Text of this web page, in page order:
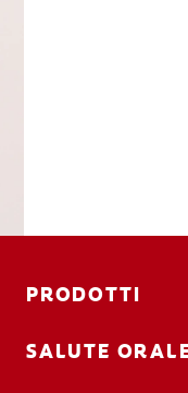
PRODOTTI
SALUTE